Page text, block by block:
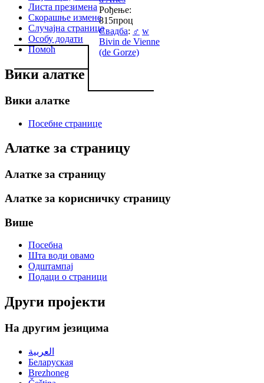
Рођење:
815проц
Свадба: ♂ w
Bivin de Vienne
(de Gorze)
Листа презимена
Скорашње измене
Случајна страница
Особу додати
Помоћ
Вики алатке
Вики алатке
Посебне странице
Алатке за страницу
Алатке за страницу
Алатке за корисничку страницу
Више
Посебна
Шта води овамо
Одштампај
Подаци о страници
Други пројекти
На другим језицима
العربية
Беларуская
Brezhoneg